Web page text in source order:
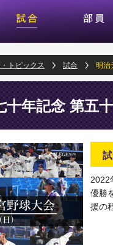
トピックス 試合 明治
十年記念 第五
2022
優勝
援の